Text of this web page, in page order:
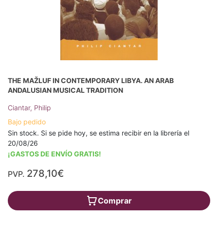
THE MAŽLUF IN CONTEMPORARY LIBYA. AN ARAB
ANDALUSIAN MUSICAL TRADITION
Ciantar, Philip
Bajo pedido
Sin stock. Si se pide hoy, se estima recibir en la librería el
20/08/26
¡GASTOS DE ENVÍO GRATIS!
PVP. 278,10€
Comprar